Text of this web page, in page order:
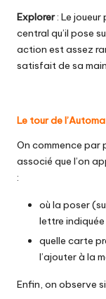
Explorer: Le
central qu’il pose
action est assez
satisfait de sa
Le tour de
On commence par
associé que l’on
:
où la poser
lettre
quelle carte
l’ajouter à la
Enfin, on observe